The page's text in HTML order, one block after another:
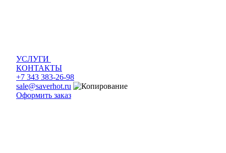
УСЛУГИ
КОНТАКТЫ
+7 343 383-26-98
sale@saverhot.ru
Оформить заказ